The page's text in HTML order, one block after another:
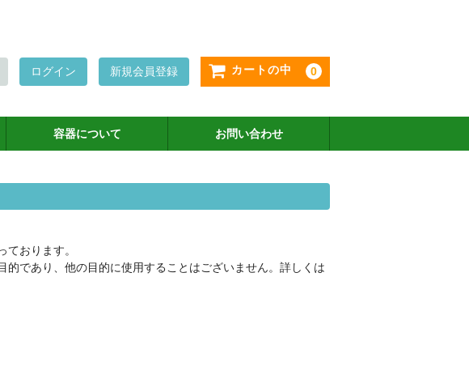
ログイン 新規会員登録 カートの中 0
容器について お問い合わせ
おります。
であり、他の目的に使用することはございません。詳しくは